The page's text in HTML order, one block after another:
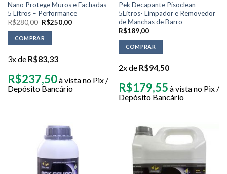
Nano Protege Muros e Fachadas
5 Litros – Performance
R$280,00 R$250,00
COMPRAR
3x de R$83,33
R$237,50à vista no Pix /
Depósito Bancário
Pek Decapante Pisoclean
5Litros- Limpador e Removedor
de Manchas de Barro
R$189,00
COMPRAR
2x de R$94,50
R$179,55 à vista no Pix /
Depósito Bancário